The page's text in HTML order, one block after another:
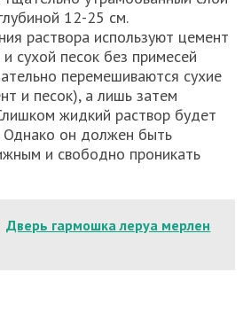
12-25 см.
раствора используют цемент
и сухой песок без примесей
перемешиваются сухие
и песок), а лишь затем
жидкий раствор будет
Однако он должен быть
и свободно проникать
Дверь гармошка леруа мерлен